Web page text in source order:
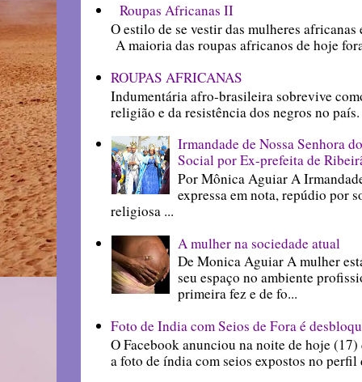
Roupas Africanas II
O estilo de se vestir das mulheres
A maioria das roupas africanos de hoje
ROUPAS AFRICANAS
Indumentária afro-brasileira sobrevive
religião e da resistência dos
Irmandade de Nossa Senhora
Social por Ex-prefeita de
Por Mônica Aguiar A
expressa em nota, repúdio por
religiosa ...
A mulher na sociedade atual
De Monica Aguiar A mulher
seu espaço no ambiente
primeira fez e de fo...
Foto de India com Seios de Fora é
O Facebook anunciou na noite de hoje
a foto de índia com seios expostos no